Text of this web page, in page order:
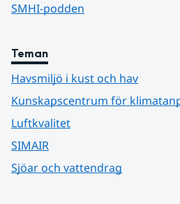
SMHI-podden
Teman
Havsmiljö i kust och hav
Kunskapscentrum för
Luftkvalitet
SIMAIR
Sjöar och vattendrag